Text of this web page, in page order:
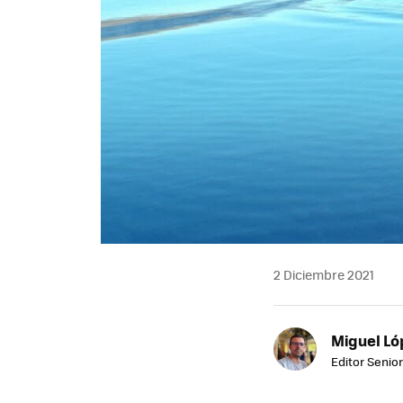
2 Diciembre 2021
Miguel
Editor Senior